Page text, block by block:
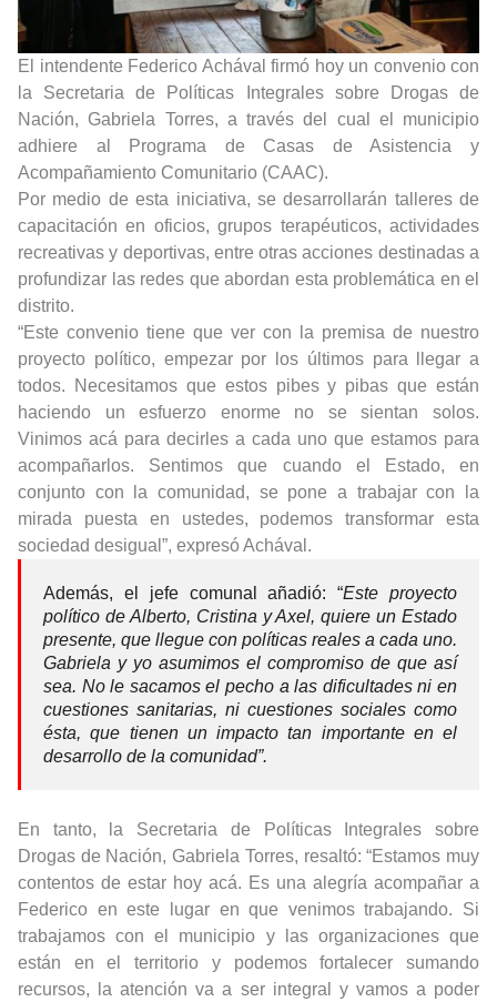
El intendente Federico Achával firmó hoy un convenio con
la Secretaria de Políticas Integrales sobre Drogas de
Nación, Gabriela Torres, a través del cual el municipio
adhiere al Programa de Casas de Asistencia y
Acompañamiento Comunitario (CAAC).
Por medio de esta iniciativa, se desarrollarán talleres de
capacitación en oficios, grupos terapéuticos, actividades
recreativas y deportivas, entre otras acciones destinadas a
profundizar las redes que abordan esta problemática en el
distrito.
“Este convenio tiene que ver con la premisa de nuestro
proyecto político, empezar por los últimos para llegar a
todos. Necesitamos que estos pibes y pibas que están
haciendo un esfuerzo enorme no se sientan solos.
Vinimos acá para decirles a cada uno que estamos para
acompañarlos. Sentimos que cuando el Estado, en
conjunto con la comunidad, se pone a trabajar con la
mirada puesta en ustedes, podemos transformar esta
sociedad desigual”, expresó Achával.
Además, el jefe comunal añadió: “Este proyecto
político de Alberto, Cristina y Axel, quiere un Estado
presente, que llegue con políticas reales a cada uno.
Gabriela y yo asumimos el compromiso de que así
sea. No le sacamos el pecho a las dificultades ni en
cuestiones sanitarias, ni cuestiones sociales como
ésta, que tienen un impacto tan importante en el
desarrollo de la comunidad”.
En tanto, la Secretaria de Políticas Integrales sobre
Drogas de Nación, Gabriela Torres, resaltó: “Estamos muy
contentos de estar hoy acá. Es una alegría acompañar a
Federico en este lugar en que venimos trabajando. Si
trabajamos con el municipio y las organizaciones que
están en el territorio y podemos fortalecer sumando
recursos, la atención va a ser integral y vamos a poder